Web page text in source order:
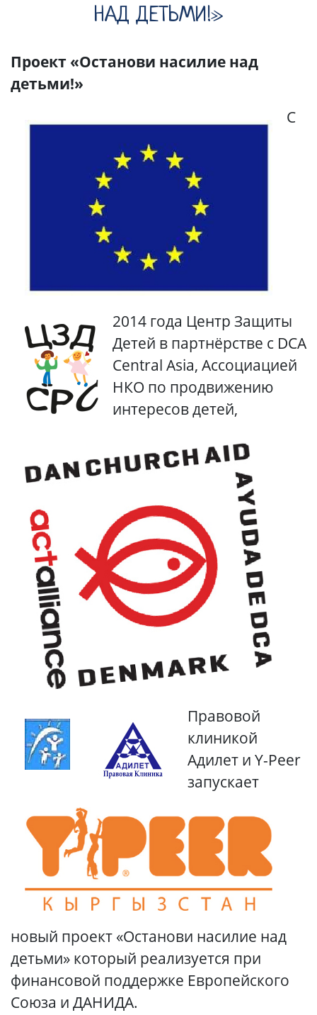
НАД ДЕТЬМИ!»
Проект «Останови насилие над
детьми!»
С
2014 года Центр Защиты
Детей в партнёрстве с DCA
Central Asia, Ассоциацией
НКО по продвижению
интересов детей,
Правовой
клиникой
Адилет и Y-Peer
запускает
новый проект «Останови насилие над
детьми» который реализуется при
финансовой поддержке Европейского
Союза и ДАНИДА.